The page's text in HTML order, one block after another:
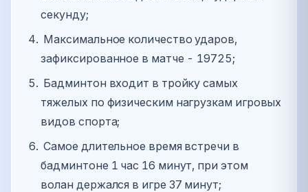
секунду;
Максимальное количество ударов,
зафиксированное в матче - 19725;
Бадминтон входит в тройку самых
тяжелых по физическим нагрузкам игровых
видов спорта;
Самое длительное время встречи в
бадминтоне 1 час 16 минут, при этом
волан держался в игре 37 минут;